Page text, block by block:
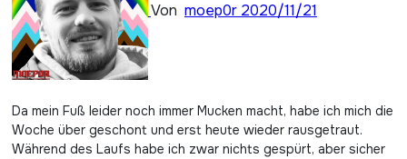
Von moep0r 2020/11/21
Da mein Fuß leider noch immer Mucken macht, habe ich mich die
Woche über geschont und erst heute wieder rausgetraut.
Während des Laufs habe ich zwar nichts gespürt, aber sicher